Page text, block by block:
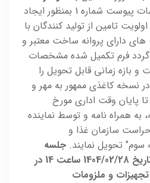
به تعداد مطابق مشخصات پیوست شماره 1 بمنظور ایجاد
تامین از تولید کنندگان با
دارای پروانه ساخت معتبر و
فرم تکمیل شده مشخصات
قیمت و بازه زمانی قابل تحویل را
نسخه کاغذی ممهور به مهر و
پایان وقت اداری مورخ
بسته، به همراه نامه و توسط نماینده
سازمان غذا و
سوم" تحویل نمایند. جلسه
توجیهی (سایت ویزیت) در تاریخ 1404/02/28 ساعت 14 در
و ملزومات